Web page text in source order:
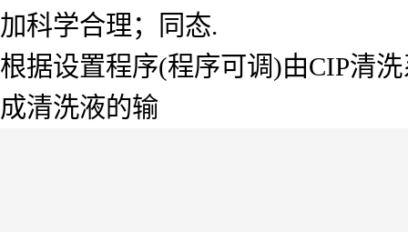
加科学合理；同态.
根据设置程序(程序可调)由CIP清
成清洗液的输